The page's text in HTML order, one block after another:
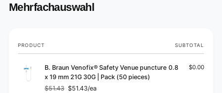
Mehrfachauswahl
Your
cart
PRODUCT SUBTOTAL
B. Braun Venofix® Safety Venue puncture 0.8
x 19 mm 21G 30G | Pack (50 pieces)
$51.43 $51.43/ea
$0.00